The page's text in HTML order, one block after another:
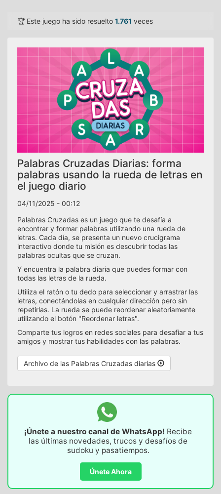
🏆 Este juego ha sido resuelto 1.761 veces
Palabras Cruzadas Diarias: forma
palabras usando la rueda de letras en
el juego diario
04/11/2025 - 00:12
Palabras Cruzadas es un juego que te desafía a
encontrar y formar palabras utilizando una rueda de
letras. Cada día, se presenta un nuevo crucigrama
interactivo donde tu misión es descubrir todas las
palabras ocultas que se cruzan.
Y encuentra la palabra diaria que puedes formar con
todas las letras de la rueda.
Utiliza el ratón o tu dedo para seleccionar y arrastrar las
letras, conectándolas en cualquier dirección pero sin
repetirlas. La rueda se puede reordenar aleatoriamente
utilizando el botón "Reordenar letras".
Comparte tus logros en redes sociales para desafiar a tus
amigos y mostrar tus habilidades con las palabras.
Archivo de las Palabras Cruzadas diarias
¡Únete a nuestro canal de WhatsApp! Recibe
las últimas novedades, trucos y desafíos de
sudoku y pasatiempos.
Únete Ahora